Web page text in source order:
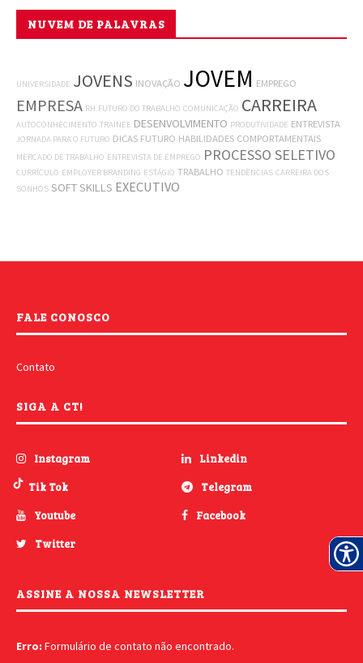
NUVEM DE PALAVRAS
UNIVERSIDADE JOVENS INOVAÇÃO JOVEM EMPREGO
EMPRESA RH FUTURO DO TRABALHO COMUNICAÇÃO CARREIRA
AUTOCONHECIMENTO TRAINEE DESENVOLVIMENTO PRODUTIVIDADE ENTREVISTA
JORNADA PARA O FUTURO DICAS FUTURO HABILIDADES COMPORTAMENTAIS
MERCADO DE TRABALHO ENTREVISTA DE EMPREGO PROCESSO SELETIVO
CURRÍCULO EMPLOYER BRANDING ESTÁGIO TRABALHO TENDÊNCIAS CARREIRA DOS
SONHOS SOFT SKILLS EXECUTIVO
FALE CONOSCO
Contato
SIGA A CT!
Instagram
Linkedin
Tik Tok
Telegram
Youtube
Facebook
Twitter
ASSINE A NOSSA NEWSLETTER
Erro: Formulário de contato não encontrado.